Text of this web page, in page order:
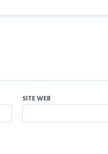
SITE WEB